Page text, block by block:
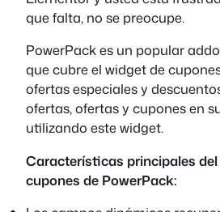
que falta, no se preocupe.
PowerPack es un popular
que cubre el widget de
ofertas especiales y
ofertas, ofertas y cupones en
utilizando este widget.
Características principales
cupones de PowerPack: